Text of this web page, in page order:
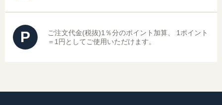
焙煎度で選ぶ
P ご注文代金(税抜)1％分のポイント加算、
1ポイント
＝1円としてご使用いただけます。